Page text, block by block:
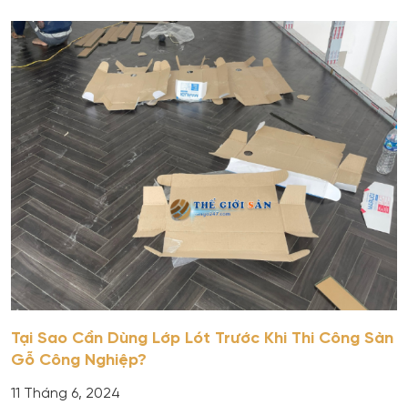
Tại Sao Cần Dùng Lớp Lót Trước Khi Thi Công Sàn
Gỗ Công Nghiệp?
11 Tháng 6, 2024